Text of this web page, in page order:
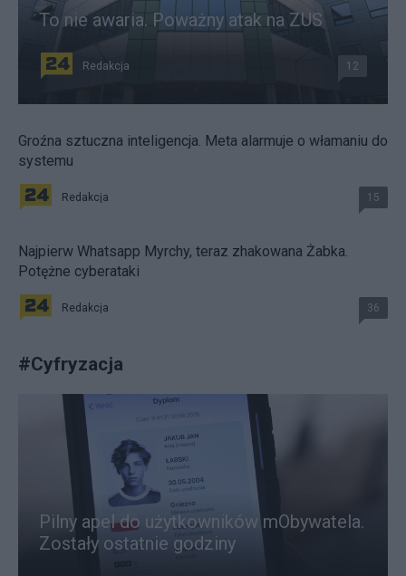
To nie awaria. Poważny atak na ZUS
Redakcja 12
Groźna sztuczna inteligencja. Meta alarmuje o włamaniu do
systemu
Redakcja 15
Najpierw Whatsapp Myrchy, teraz zhakowana Żabka.
Potężne cyberataki
Redakcja 36
#Cyfryzacja
Pilny apel do użytkowników mObywatela.
Zostały ostatnie godziny